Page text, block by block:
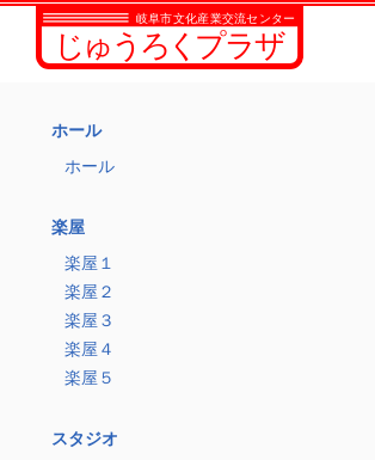
ホール
ホール
楽屋
楽屋１
楽屋２
楽屋３
楽屋４
楽屋５
スタジオ